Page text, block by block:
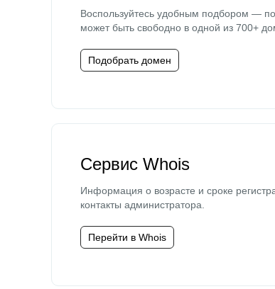
Воспользуйтесь удобным подбором —
может быть свободно в одной из 700+
Подобрать домен
Сервис Whois
Информация о возрасте и сроке
контакты администратора.
Перейти в Whois